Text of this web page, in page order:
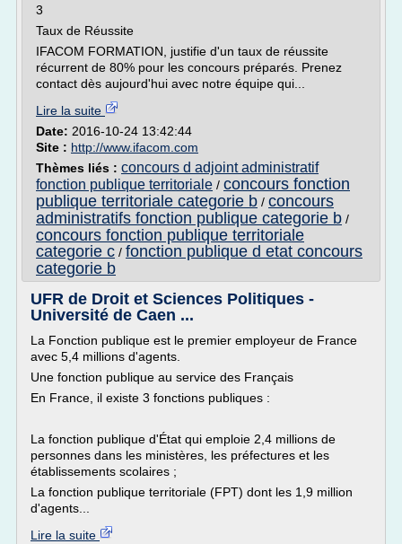
3
Taux de Réussite
IFACOM FORMATION, justifie d'un taux de réussite
récurrent de 80% pour les concours préparés. Prenez
contact dès aujourd'hui avec notre équipe qui...
Lire la suite
Date: 2016-10-24 13:42:44
Site : http://www.ifacom.com
Thèmes liés : concours d adjoint administratif
fonction publique territoriale / concours fonction
publique territoriale categorie b / concours
administratifs fonction publique categorie b /
concours fonction publique territoriale
categorie c / fonction publique d etat concours
categorie b
UFR de Droit et Sciences Politiques -
Université de Caen ...
La Fonction publique est le premier employeur de France
avec 5,4 millions d'agents.
Une fonction publique au service des Français
En France, il existe 3 fonctions publiques :
La fonction publique d'État qui emploie 2,4 millions de
personnes dans les ministères, les préfectures et les
établissements scolaires ;
La fonction publique territoriale (FPT) dont les 1,9 million
d'agents...
Lire la suite